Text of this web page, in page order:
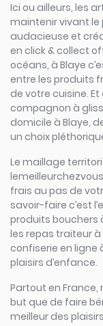
Ici ou ailleurs, les
maintenir vivant le
audacieuse et
en click & collect
océans, à Blaye
entre les produits
de votre cuisine.
compagnon à
domicile à Blaye,
un choix
Le maillage
frais au pas de
savoir-faire c’est
produits bouchers
les repas traiteur à
confiserie en ligne
plaisirs d’enfance.
Partout en France,
but que de faire
meilleur des